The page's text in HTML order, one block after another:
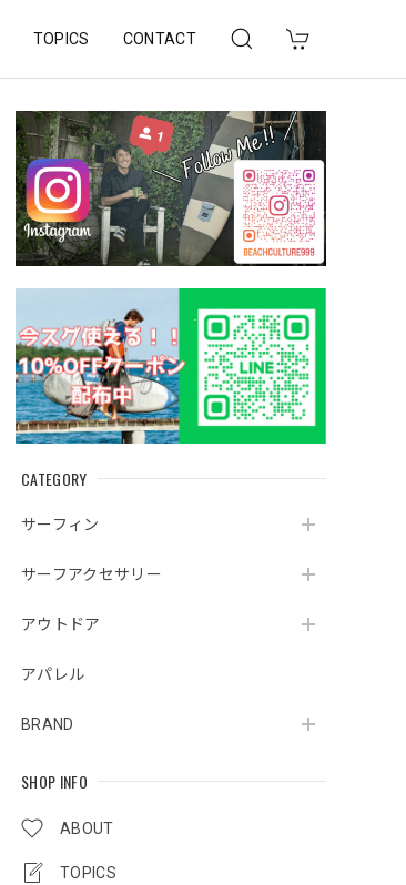
TOPICS CONTACT
CATEGORY
サーフィン
サーフアクセサリー
アウトドア
アパレル
BRAND
SHOP INFO
ABOUT
TOPICS